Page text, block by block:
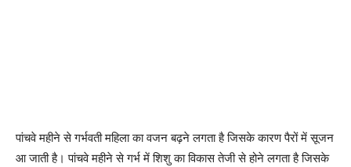
पांचवे महीने से गर्भवती महिला का वजन बढ़ने लगता है जिसके कारण पैरों में सूजन
आ जाती है। पांचवे महीने से गर्भ में शिशु का विकास तेजी से होने लगता है जिसके